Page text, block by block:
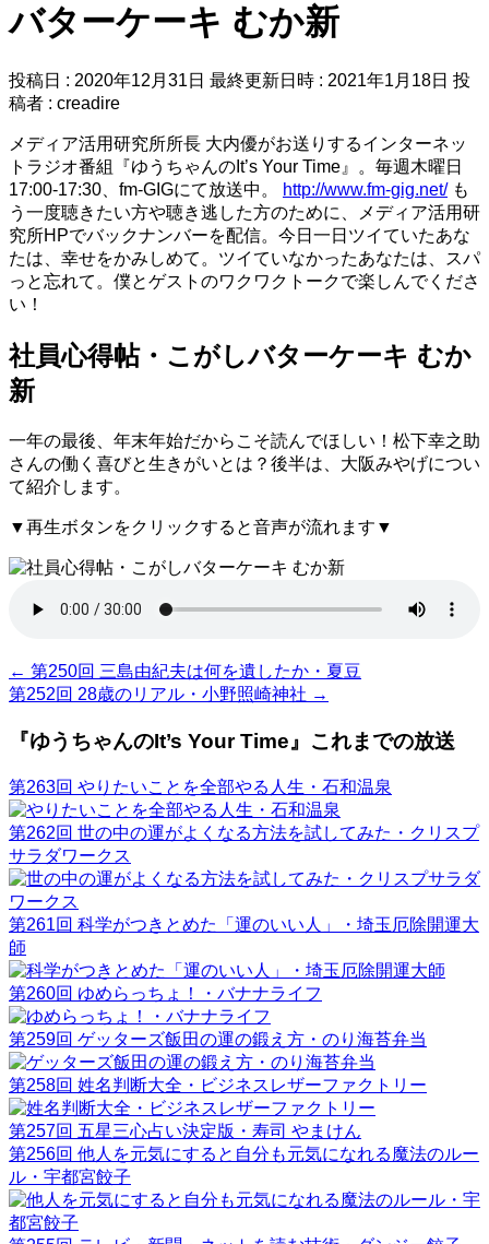
バターケーキ むか新
投稿日 : 2020年12月31日 最終更新日時 : 2021年1月18日 投
稿者 : creadire
メディア活用研究所所長 大内優がお送りするインターネッ
トラジオ番組『ゆうちゃんのIt’s Your Time』。毎週木曜日
17:00-17:30、fm-GIGにて放送中。
http://www.fm-gig.net/も
う一度聴きたい方や聴き逃した方のために、メディア活用研
究所HPでバックナンバーを配信。今日一日ツイていたあな
たは、幸せをかみしめて。ツイていなかったあなたは、スパ
っと忘れて。僕とゲストのワクワクトークで楽しんでくださ
い！
社員心得帖・こがしバターケーキ むか
新
一年の最後、年末年始だからこそ読んでほしい！松下幸之助
さんの働く喜びと生きがいとは？後半は、大阪みやげについ
て紹介します。
▼再生ボタンをクリックすると音声が流れます▼
← 第250回 三島由紀夫は何を遺したか・夏豆
第252回 28歳のリアル・小野照崎神社 →
『ゆうちゃんのIt’s Your Time』これまでの放送
第263回 やりたいことを全部やる人生・石和温泉
第262回 世の中の運がよくなる方法を試してみた・クリスプ
サラダワークス
第261回 科学がつきとめた「運のいい人」・埼玉厄除開運大
師
第260回 ゆめらっちょ！・バナナライフ
第259回 ゲッターズ飯田の運の鍛え方・のり海苔弁当
第258回 姓名判断大全・ビジネスレザーファクトリー
第257回 五星三心占い決定版・寿司 やまけん
第256回 他人を元気にすると自分も元気になれる魔法のルー
ル・宇都宮餃子